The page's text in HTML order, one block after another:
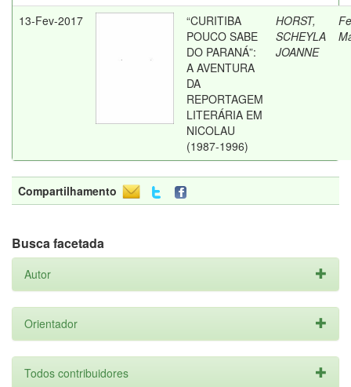
13-Fev-2017
“CURITIBA
POUCO SABE
DO PARANÁ”:
A AVENTURA
DA
REPORTAGEM
LITERÁRIA EM
NICOLAU
(1987-1996)
HORST,
SCHEYLA
JOANNE
Compartilhamento
Busca facetada
Autor
Orientador
Todos contribuidores